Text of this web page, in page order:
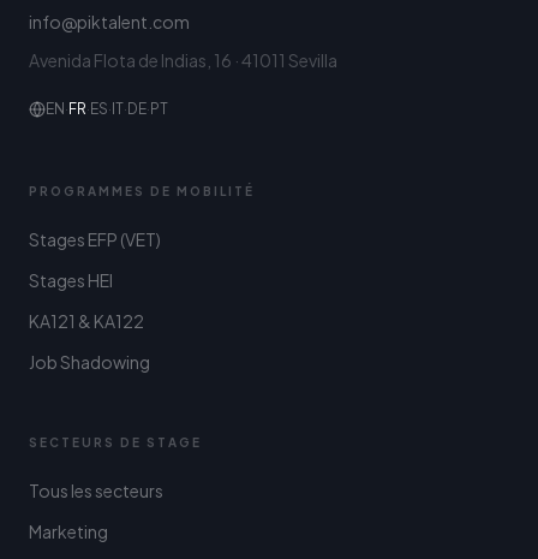
info@piktalent.com
Avenida Flota de Indias, 16 · 41011 Sevilla
EN · FR· ES· IT· DE· PT
PROGRAMMES DE MOBILITÉ
Stages EFP (VET)
Stages HEI
KA121 & KA122
Job Shadowing
SECTEURS DE STAGE
Tous les secteurs
Marketing